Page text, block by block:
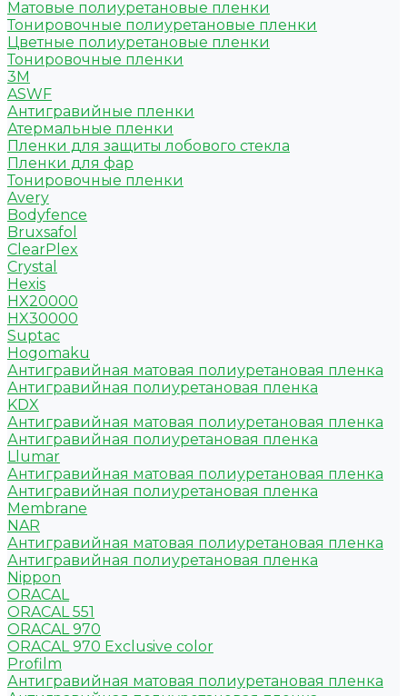
Матовые полиуретановые пленки
Тонировочные полиуретановые пленки
Цветные полиуретановые пленки
Тонировочные пленки
3M
ASWF
Антигравийные пленки
Атермальные пленки
Пленки для защиты лобового стекла
Пленки для фар
Тонировочные пленки
Avery
Bodyfence
Bruxsafol
ClearPlex
Crystal
Hexis
HX20000
HX30000
Suptac
Hogomaku
Антигравийная матовая полиуретановая пленка
Антигравийная полиуретановая пленка
KDX
Антигравийная матовая полиуретановая пленка
Антигравийная полиуретановая пленка
Llumar
Антигравийная матовая полиуретановая пленка
Антигравийная полиуретановая пленка
Membrane
NAR
Антигравийная матовая полиуретановая пленка
Антигравийная полиуретановая пленка
Nippon
ORACAL
ORACAL 551
ORACAL 970
ORACAL 970 Exclusive color
Profilm
Антигравийная матовая полиуретановая пленка